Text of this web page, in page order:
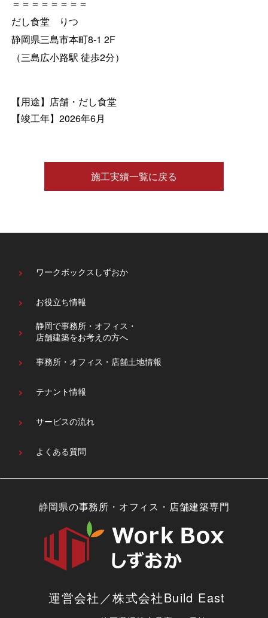
＝＝＝＝＝＝＝＝
だし食堂 りつ
静岡県三島市本町8-1 2F
（三島広小路駅 徒歩2分）
【用途】店舗・だし食堂
【竣工年】2026年6月
施工実績一覧に戻る
ワークボックスしずおか
お役立ち情報
静岡で事務所・オフィス・
店舗建築をお考えの方へ
事務所・オフィス・ 店舗土地情報
テナント情報
サービスの流れ
よくある質問
静岡県の事務所・オフィス・店舗建築専門
運営会社／株式会社Build East